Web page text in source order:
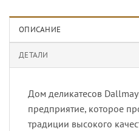
ОПИСАНИЕ
ДЕТАЛИ
Дом деликатесов
предприятие, которое
традиции высокого